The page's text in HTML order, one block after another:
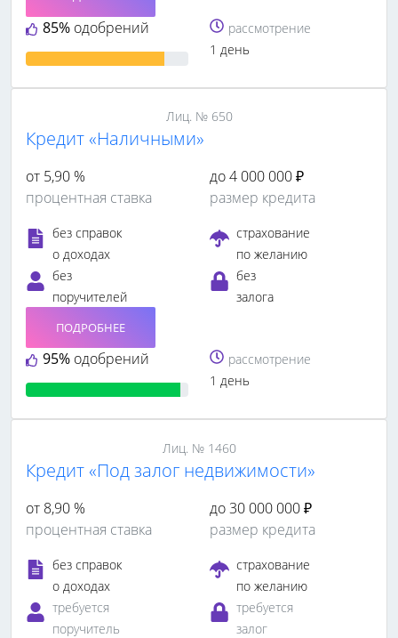
85% одобрений
рассмотрение
1 день
Лиц. № 650
Кредит «Наличными»
от 5,90 %
процентная ставка
до 4 000 000 ₽
размер кредита
без справок
о доходах
страхование
по желанию
без
поручителей
без
залога
95% одобрений
ПОДРОБНЕЕ
рассмотрение
1 день
Лиц. № 1460
Кредит «Под залог недвижимости»
от 8,90 %
процентная ставка
до 30 000 000 ₽
размер кредита
без справок
о доходах
страхование
по желанию
требуется
поручитель
требуется
залог